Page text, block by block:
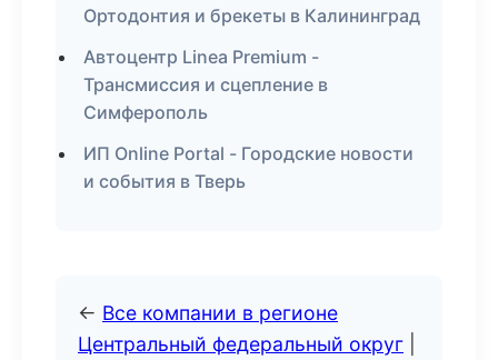
Ортодонтия и брекеты в Калининград
Автоцентр Linea Premium -
Трансмиссия и сцепление в
Симферополь
ИП Online Portal - Городские новости
и события в Тверь
← Все компании в регионе
Центральный федеральный округ